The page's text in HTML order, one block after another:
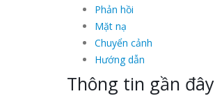
Phản hồi
Mặt nạ
Chuyển cảnh
Hướng dẫn
Thông tin gần đây